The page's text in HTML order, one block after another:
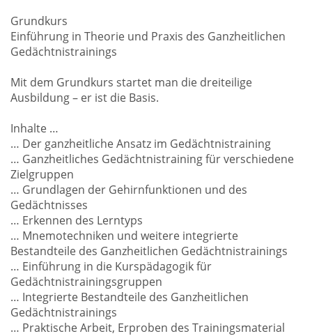
Grundkurs
Einführung in Theorie und Praxis des Ganzheitlichen
Gedächtnistrainings
Mit dem Grundkurs startet man die dreiteilige
Ausbildung – er ist die Basis.
Inhalte …
… Der ganzheitliche Ansatz im Gedächtnistraining
… Ganzheitliches Gedächtnistraining für verschiedene
Zielgruppen
… Grundlagen der Gehirnfunktionen und des
Gedächtnisses
… Erkennen des Lerntyps
… Mnemotechniken und weitere integrierte
Bestandteile des Ganzheitlichen Gedächtnistrainings
… Einführung in die Kurspädagogik für
Gedächtnistrainingsgruppen
… Integrierte Bestandteile des Ganzheitlichen
Gedächtnistrainings
… Praktische Arbeit, Erproben des Trainingsmaterial